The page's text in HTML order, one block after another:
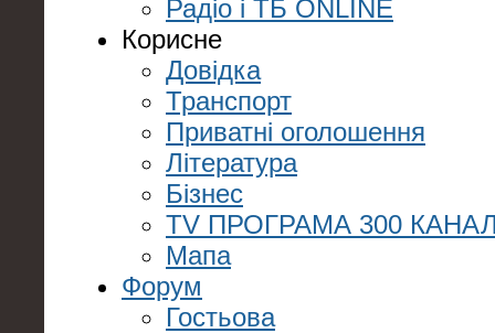
Радіо і ТБ ONLINE
Корисне
Довідка
Транспорт
Приватні оголошення
Література
Бізнес
TV ПРОГРАМА 300
Мапа
Форум
Гостьова